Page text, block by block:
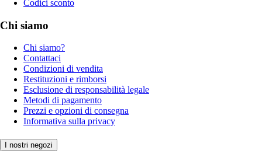
Codici sconto
Chi siamo
Chi siamo?
Contattaci
Condizioni di vendita
Restituzioni e rimborsi
Esclusione di responsabilità legale
Metodi di pagamento
Prezzi e opzioni di consegna
Informativa sulla privacy
I nostri negozi